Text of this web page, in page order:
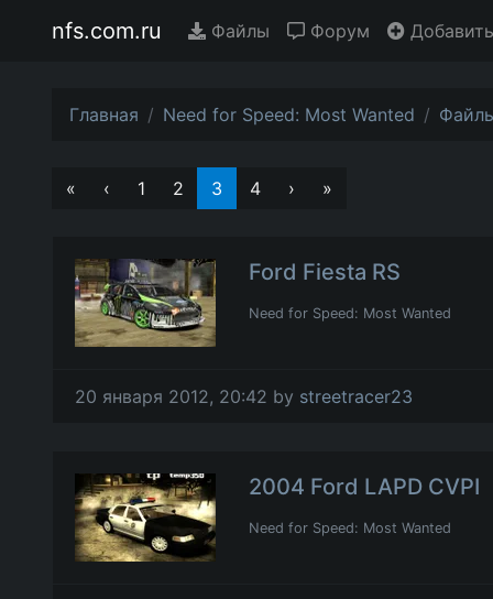
nfs.com.ru Файлы Форум
Главная Need for Speed: Most Wanted
« ‹ 1 2 3 4 › »
Ford Fiesta RS
Need for Speed: Most Wanted
20 января 2012, 20:42 by streetracer23
2004 Ford LAPD CVPI
Need for Speed: Most Wanted